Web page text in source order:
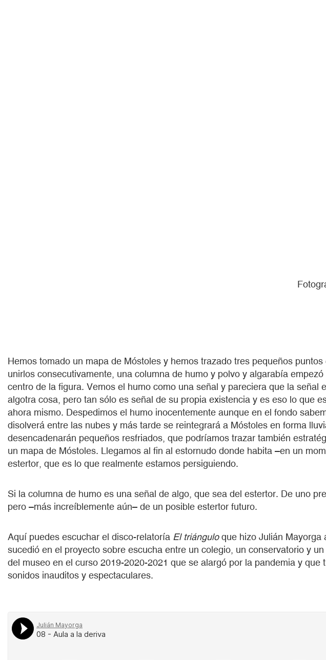
Hemos tomado un mapa de Móstoles y hemos trazado tres pequeños puntos
unirlos consecutivamente, una columna de humo y polvo y algarabía
centro de la figura. Vemos el humo como una señal y pareciera que la señal
algotra cosa, pero tan sólo es señal de su propia existencia y es eso lo que
ahora mismo. Despedimos el humo inocentemente aunque en el fondo
disolverá entre las nubes y más tarde se reintegrará a Móstoles en forma
desencadenarán pequeños resfriados, que podríamos trazar también
un mapa de Móstoles. Llegamos al fin al estornudo donde habita –en un
estertor, que es lo que realmente estamos persiguiendo.
Si la columna de humo es una señal de algo, que sea del estertor. De uno
pero –más increíblemente aún– de un posible estertor futuro.
Aquí puedes escuchar el disco-relatoría El triánguloque hizo Julián Mayorga
sucedió en el proyecto sobre escucha entre un colegio, un conservatorio y
del museo en el curso 2019-2020-2021 que se alargó por la pandemia y que
sonidos inauditos y espectaculares.